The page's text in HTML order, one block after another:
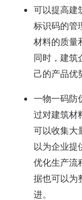
可以提高建
标识码的管
材料的质量
同时，建筑
己的产品优
一物一码防
过对建筑材
可以收集大
以为企业提
优化生产流
据也可以为
进。